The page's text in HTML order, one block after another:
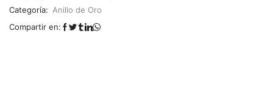
Categoría: Anillo de Oro
Compartir en: